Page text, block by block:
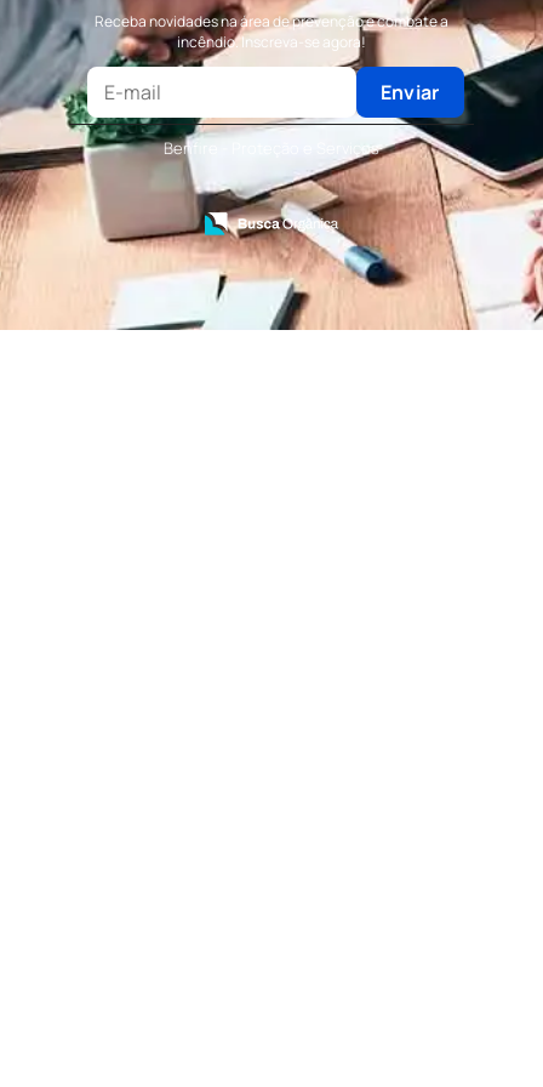
Terceirização de Bombeiro Civil
Terceirização de Portaria
Terceirização de Recepção
Terceirização de Recepcionista
Terceirização de Serviços de Recepcionistas
Treinamento de Bombeiro Civil
Treinamento de Bombeiros
Treinamento de Brigada
Treinamento de Brigada de Emergência
Treinamento de Brigada de Incêndio
Treinamento de Brigada de Incêndio Valor
Treinamento de Brigadista de Incêndio
Treinamento de Combate a Incêndio NR 23
Receba novidades na área de prevenção e combate a
incêndio. Inscreva-se agora!
Enviar
Benfire - Proteção e Serviços